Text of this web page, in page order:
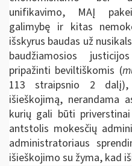
unifikavimo, MAĮ
galimybę ir kitas
išskyrus baudas už
baudžiamosios
pripažinti beviltiškomis (
113 straipsnio 2
išieškojimą, nerandama
kurių gali būti
antstolis mokesčių
administratoriaus
išieškojimo su žyma, kad